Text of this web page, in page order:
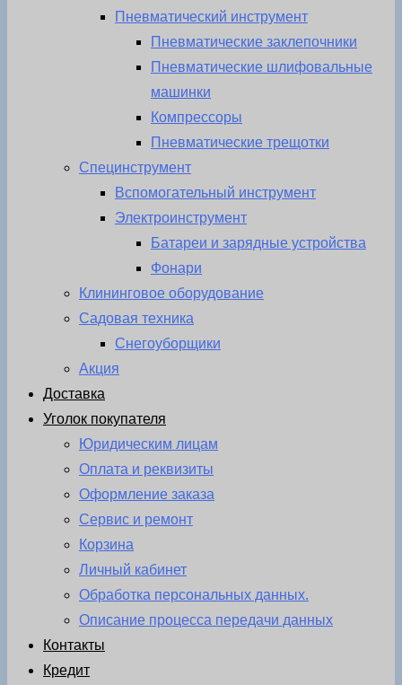
Пневматический инструмент
Пневматические заклепочники
Пневматические шлифовальные
машинки
Компрессоры
Пневматические трещотки
Специнструмент
Вспомогательный инструмент
Электроинструмент
Батареи и зарядные устройства
Фонари
Клининговое оборудование
Садовая техника
Снегоуборщики
Акция
Доставка
Уголок покупателя
Юридическим лицам
Оплата и реквизиты
Оформление заказа
Сервис и ремонт
Корзина
Личный кабинет
Обработка персональных данных.
Описание процесса передачи данных
Контакты
Кредит